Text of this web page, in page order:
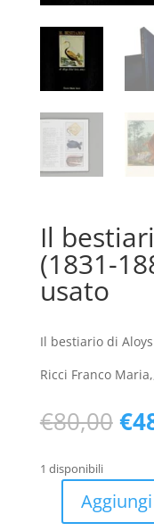
Il
(1831-
usato
Il bestiario di
Ricci Franco
€80,00 Il
€
1 disponibili